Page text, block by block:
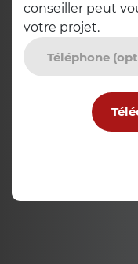
conseiller peut
votre projet.